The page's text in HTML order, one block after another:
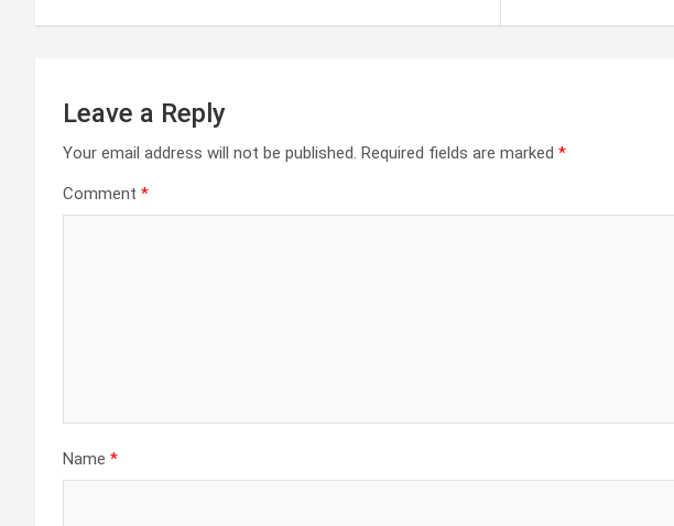
Leave a Reply
Your email address will not be published. Required fields are marked *
Comment *
Name *